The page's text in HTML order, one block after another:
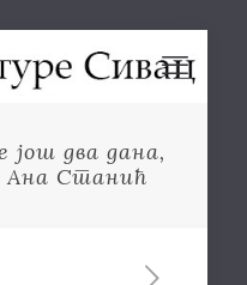
још два дана,
Ана Станић